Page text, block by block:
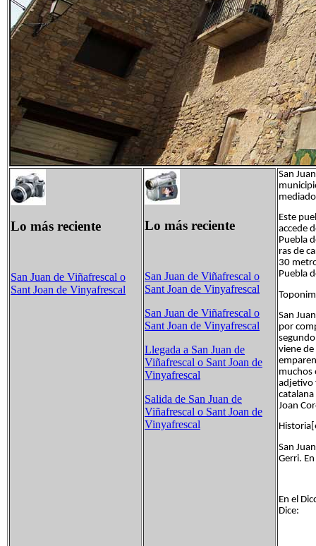
Lo más reciente
San Juan de Viñafrescal o
Sant Joan de Vinyafrescal
Lo más reciente
San Juan de Viñafrescal o
Sant Joan de Vinyafrescal
San Juan de Viñafrescal o
Sant Joan de Vinyafrescal
Llegada a San Juan de
Viñafrescal o Sant Joan de
Vinyafrescal
Salida de San Juan de
Viñafrescal o Sant Joan de
Vinyafrescal
San
Este
accede
Puebla
ras de
30
Puebla
San
por
viene
muchos
adjetivo
Joan
San
Gerri.
En el
Dice: